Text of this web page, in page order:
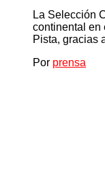
La Selección
continental en
Pista, gracias
Por prensa